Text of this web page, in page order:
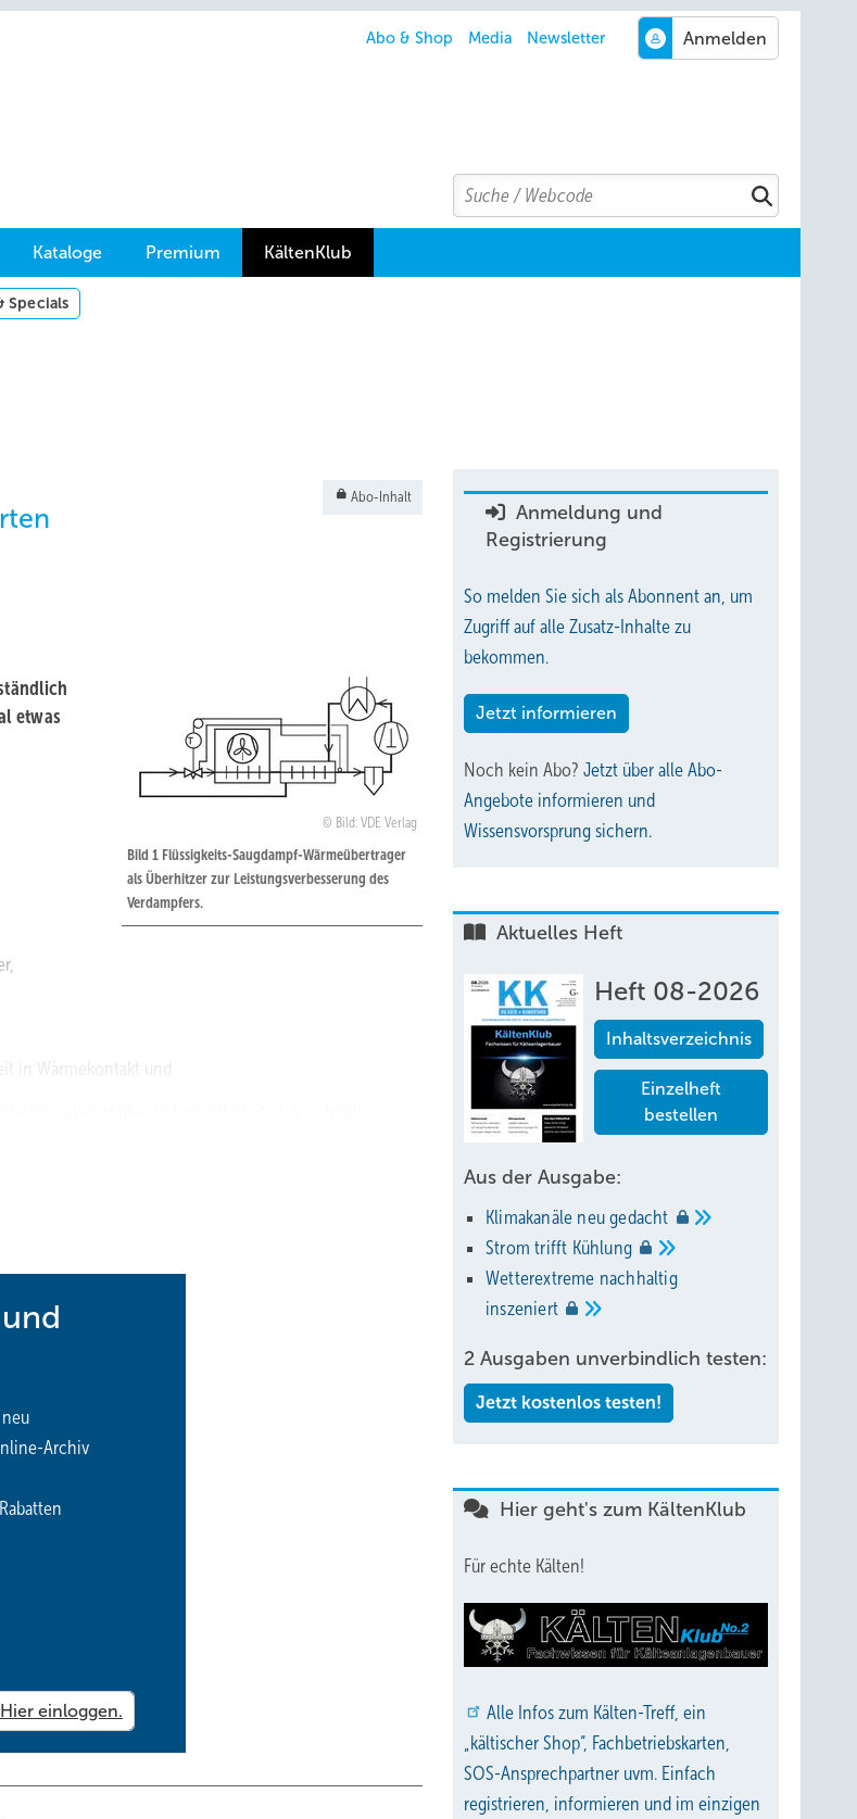
Abo & Shop Media Newsletter
Search
Suchen
Kataloge Premium KältenKlub
Specials
Abo-Inhalt
Bild: VDE Verlag
Bild 1 Flüssigkeits-Saugdampf-Wärmeübertrager
als Überhitzer zur Leistungsverbesserung des
Verdampfers.
etwas
in Wärmekontakt und
In diesem Fall sollte allerdings ein
schützen.
davon ausgehen, dass die Eintrittstemperatur des
ist. Die Unterkühlungstemperatur am
°C also 3 K. Die Überhitzung im
Archiv
Anmeldung und
Registrierung
So melden Sie sich als Abonnent an, um
Zugriff auf alle Zusatz-Inhalte zu
bekommen.
Jetzt informieren
Noch kein Abo? Jetzt über alle Abo-
Angebote informieren und
Wissensvorsprung sichern.
Aktuelles Heft
Heft 08-2026
Inhaltsverzeichnis
Einzelheft
bestellen
Aus der Ausgabe:
Klimakanäle neugedacht
Strom trifft Kühlung
Wetterextreme nachhaltig
inszeniert
2 Ausgaben unverbindlich testen:
Jetzt kostenlos testen!
Hier geht's zum KältenKlub
Für echte Kälten!
Alle Infos zum Kälten-Treff, ein
„kältischer Shop“, Fachbetriebskarten,
SOS-Ansprechpartner uvm. Einfach
registrieren, informieren und im einzigen